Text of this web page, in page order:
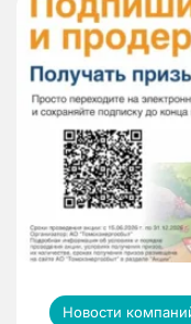
Новости